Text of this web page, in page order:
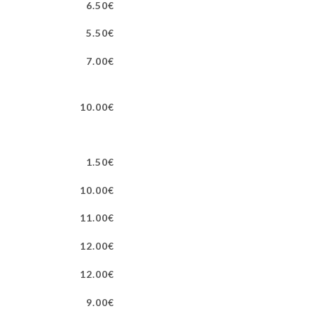
6.50€
5.50€
7.00€
10.00€
1.50€
10.00€
11.00€
12.00€
12.00€
9.00€